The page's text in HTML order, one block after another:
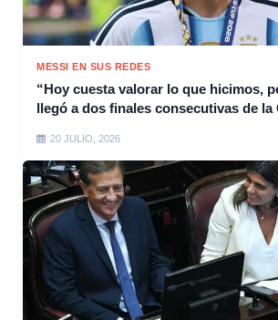
MESSI EN SUS REDES
“Hoy cuesta valorar lo que hicimos,
llegó a dos finales consecutivas de la
20 JULIO, 2026